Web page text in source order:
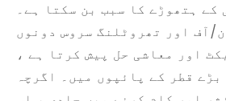
کے ہتھوڑے کا سبب بن سکتا ہے۔
آف اور تھروٹلنگ سروس دونوں
اور معاشی حل پیش کرتا ہے ،
قطر کے پائپوں میں۔ اگرچہ